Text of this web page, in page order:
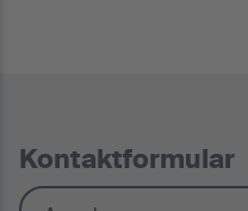
Kontaktformular